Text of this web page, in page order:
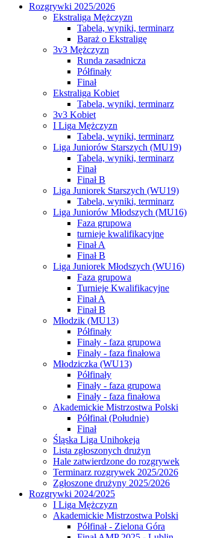
Rozgrywki 2025/2026
Ekstraliga Mężczyzn
Tabela, wyniki, terminarz
Baraż o Ekstraligę
3v3 Mężczyzn
Runda zasadnicza
Półfinały
Finał
Ekstraliga Kobiet
Tabela, wyniki, terminarz
3v3 Kobiet
I Liga Mężczyzn
Tabela, wyniki, terminarz
Liga Juniorów Starszych (MU19)
Tabela, wyniki, terminarz
Finał
Finał B
Liga Juniorek Starszych (WU19)
Tabela, wyniki, terminarz
Liga Juniorów Młodszych (MU16)
Faza grupowa
turnieje kwalifikacyjne
Finał A
Finał B
Liga Juniorek Młodszych (WU16)
Faza grupowa
Turnieje Kwalifikacyjne
Finał A
Finał B
Młodzik (MU13)
Półfinały
Finały - faza grupowa
Finały - faza finałowa
Młodziczka (WU13)
Półfinały
Finały - faza grupowa
Finały - faza finałowa
Akademickie Mistrzostwa Polski
Półfinał (Południe)
Finał
Śląska Liga Unihokeja
Lista zgłoszonych drużyn
Hale zatwierdzone do rozgrywek
Terminarz rozgrywek 2025/2026
Zgłoszone drużyny 2025/2026
Rozgrywki 2024/2025
I Liga Mężczyzn
Akademickie Mistrzostwa Polski
Półfinał - Zielona Góra